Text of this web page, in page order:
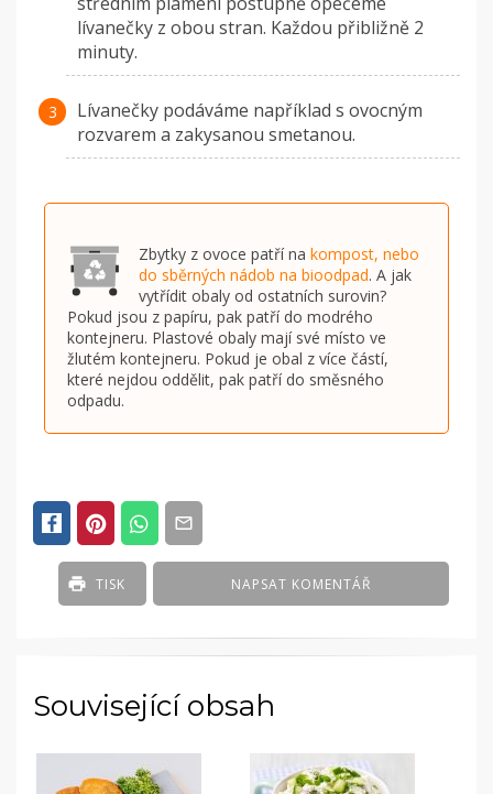
lívanečky z obou stran. Každou přibližně 2
minuty.
Lívanečky podáváme například s ovocným
rozvarem a zakysanou smetanou.
Zbytky z ovoce patří na kompost, nebo
do sběrných nádob na bioodpad. A jak
vytřídit obaly od ostatních surovin?
Pokud jsou z papíru, pak patří do modrého
kontejneru. Plastové obaly mají své místo ve
žlutém kontejneru. Pokud je obal z více částí,
které nejdou oddělit, pak patří do směsného
odpadu.
NAPSAT KOMENTÁŘ
TISK
Související obsah